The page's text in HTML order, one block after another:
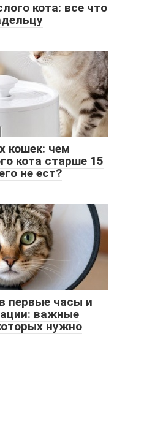
кота: все что
кошек: чем
кота старше 15
не ест?
первые часы и
важные
нужно